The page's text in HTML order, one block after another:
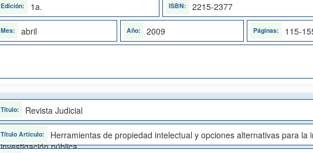
1a.
2215-2377
abril 2009 115-
Revista Judicial
Herramientas de propiedad intelectual y opciones alternativas para
investigación pública